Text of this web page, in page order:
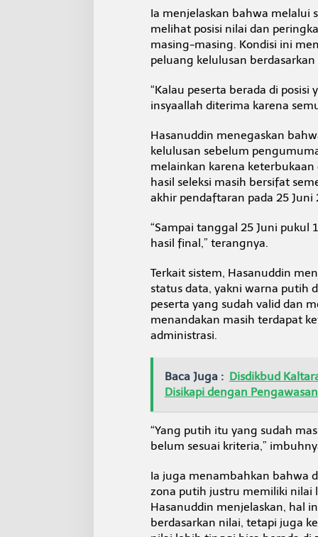
Ia menjelaskan bahwa melalui
melihat posisi nilai dan
masing-masing. Kondisi ini
peluang kelulusan
“Kalau peserta berada di
insyaallah diterima karena
Hasanuddin menegaskan
kelulusan sebelum
melainkan karena
hasil seleksi masih bersifat
akhir pendaftaran pada 25 Juni
“Sampai tanggal 25 Juni pukul
hasil final,” terangnya.
Terkait sistem, Hasanuddin
status data, yakni warna putih
peserta yang sudah valid dan
menandakan masih terdapat
administrasi.
Baca Juga : Disdikbud
Disikapi dengan
“Yang putih itu yang sudah
belum sesuai kriteria,”
Ia juga menambahkan bahwa
zona putih justru memiliki nilai
Hasanuddin menjelaskan, hal
berdasarkan nilai, tetapi juga